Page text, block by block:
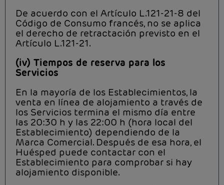
De acuerdo con el Artículo L.121-21-8 del
Código de Consumo francés, no se aplica
el derecho de retractación previsto en el
Artículo L.121-21.
(iv) Tiempos de reserva para los
Servicios
En la mayoría de los Establecimientos, la
venta en línea de alojamiento a través de
los Servicios termina el mismo día entre
las 20:30 h y las 22:00 h (hora local del
Establecimiento) dependiendo de la
Marca Comercial. Después de esa hora, el
Huésped puede contactar con el
Establecimiento para comprobar si hay
alojamiento disponible.